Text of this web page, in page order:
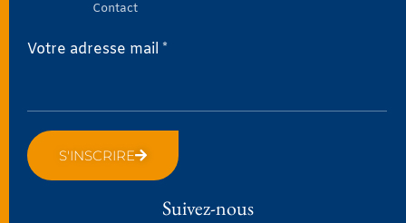
Contact
Votre adresse mail *
S'INSCRIRE
Suivez-nous